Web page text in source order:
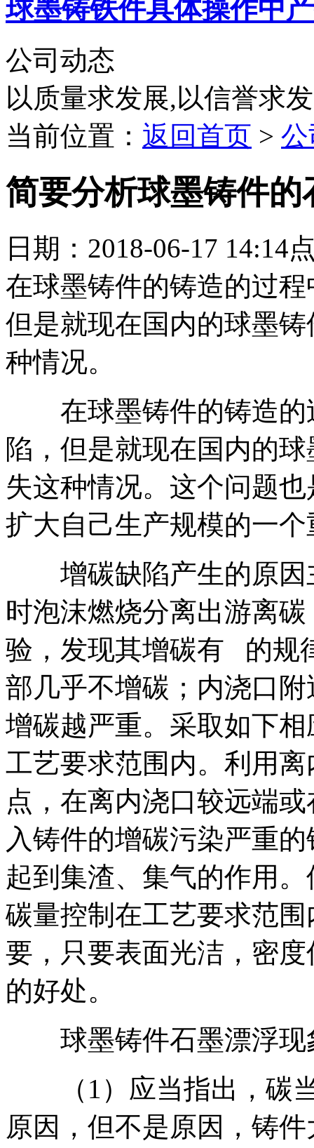
球墨铸铁件具体操作中
公司动态
以质量求发展,以信誉求
当前位置： 返回首页 >
简要分析球墨铸件
日期：2018-06-17 14:14
在球墨铸件的铸造的过
但是就现在国内的球墨
种情况。
在球墨铸件的铸造的
陷，但是就现在国内的
失这种情况。这个问题
扩大自己生产规模的一
增碳缺陷产生的原因
时泡沫燃烧分离出游离
验，发现其增碳有 的规
部几乎不增碳；内浇口
增碳越严重。采取如下
工艺要求范围内。利用
点，在离内浇口较远端
入铸件的增碳污染严重
起到集渣、集气的作用
碳量控制在工艺要求范
要，只要表面光洁，密
的好处。
球墨铸件石墨漂浮现
（1）应当指出，碳当
原因，但不是原因，铸